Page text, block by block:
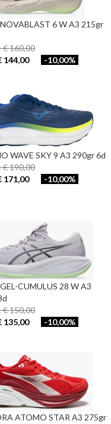
6 W A3 215gr
€ 160,00
144,00
-10,00%
WAVE SKY 9 A3 290gr 6d
€ 190,00
171,00
-10,00%
CUMULUS 28 W A3
€ 150,00
135,00
-10,00%
ATOMO STAR A3 275gr